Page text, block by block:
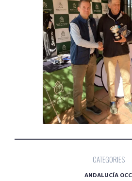
CATEGORIES
ANDALUCÍA